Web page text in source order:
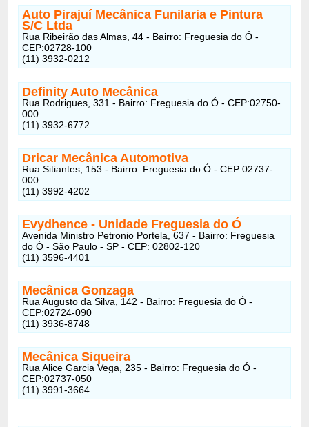
Auto Pirajuí Mecânica Funilaria e Pintura
S/C Ltda
Rua Ribeirão das Almas, 44 - Bairro: Freguesia do Ó -
CEP:02728-100
(11) 3932-0212
Definity Auto Mecânica
Rua Rodrigues, 331 - Bairro: Freguesia do Ó - CEP:02750-
000
(11) 3932-6772
Dricar Mecânica Automotiva
Rua Sitiantes, 153 - Bairro: Freguesia do Ó - CEP:02737-
000
(11) 3992-4202
Evydhence - Unidade Freguesia do Ó
Avenida Ministro Petronio Portela, 637 - Bairro: Freguesia
do Ó - São Paulo - SP - CEP: 02802-120
(11) 3596-4401
Mecânica Gonzaga
Rua Augusto da Silva, 142 - Bairro: Freguesia do Ó -
CEP:02724-090
(11) 3936-8748
Mecânica Siqueira
Rua Alice Garcia Vega, 235 - Bairro: Freguesia do Ó -
CEP:02737-050
(11) 3991-3664